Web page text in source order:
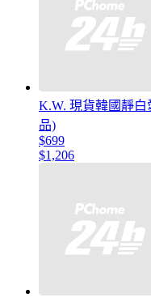
K.W. 現貨韓國靜
品)
$699
$1,206